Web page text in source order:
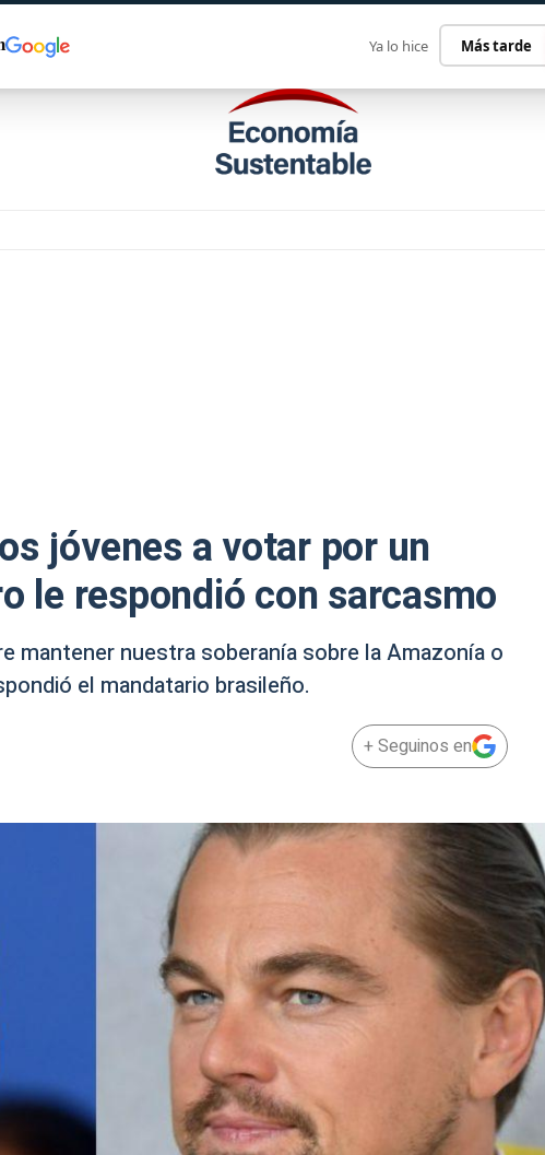
CONTACTO
jóvenes a votar por un
le respondió con sarcasmo
mantener nuestra soberanía sobre la Amazonía o
el mandatario brasileño.
+ Seguinos en
Ya lo hice Más tarde